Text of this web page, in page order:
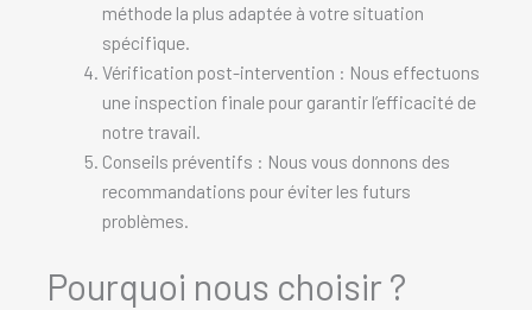
méthode la plus adaptée à votre situation
spécifique.
Vérification post-intervention : Nous effectuons
une inspection finale pour garantir l’efficacité de
notre travail.
Conseils préventifs : Nous vous donnons des
recommandations pour éviter les futurs
problèmes.
Pourquoi nous choisir ?